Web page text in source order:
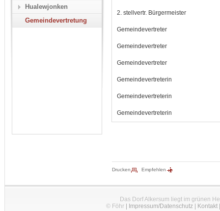
2. stellvertr. Bürgermeister
Gemeindevertreter
Gemeindevertreter
Gemeindevertreter
Gemeindevertreterin
Gemeindevertreterin
Gemeindevertreterin
Hualewjonken
Gemeindevertretung
Drucken Empfehlen
Das Dorf Alkersum liegt im grünen
© Föhr| Impressum/Datenschutz| Kontakt